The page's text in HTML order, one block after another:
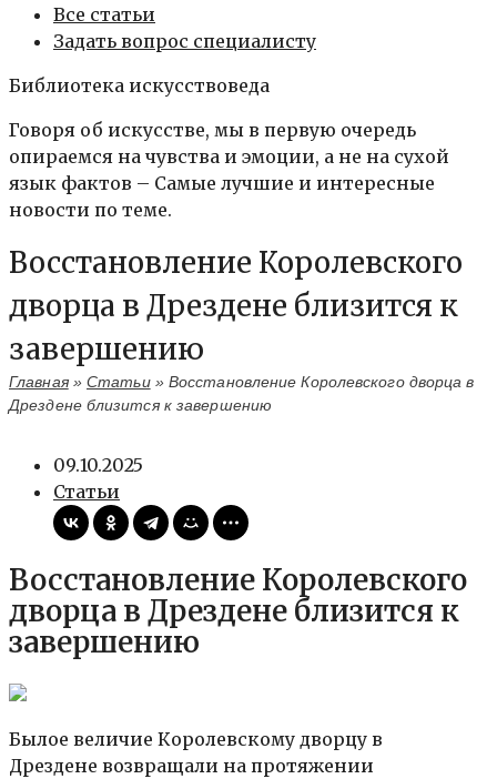
Все статьи
Задать вопрос специалисту
Библиотека искусствоведа
Говоря об искусстве, мы в первую очередь
опираемся на чувства и эмоции, а не на сухой
язык фактов – Самые лучшие и интересные
новости по теме.
Восстановление Королевского
дворца в Дрездене близится к
завершению
Главная»Статьи» Восстановление Королевского дворца в
Дрездене близится к завершению
09.10.2025
Статьи
Восстановление Королевского
дворца в Дрездене близится к
завершению
Былое величие Королевскому дворцу в
Дрездене возвращали на протяжении